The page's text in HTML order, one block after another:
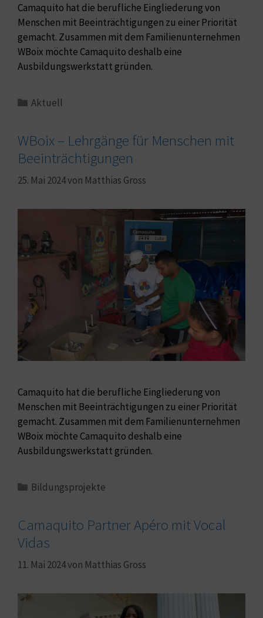
Camaquito hat die berufliche Eingliederung von
Menschen mit Beeinträchtigungen zu einer Priorität
gemacht. Zusammen mit dem Familienunternehmen
WBoix möchte Camaquito deshalb eine
Ausbildungswerkstatt gründen.
Aktuell
WBoix – Lehrgänge für Menschen mit
Beeinträchtigungen
25. Mai 2024von Matthias Gross
Camaquito hat die berufliche Eingliederung von
Menschen mit Beeinträchtigungen zu einer Priorität
gemacht. Zusammen mit dem Familienunternehmen
WBoix möchte Camaquito deshalb eine
Ausbildungswerkstatt gründen.
Bildungsprojekte
Camaquito Partner Apéro mit Vocal
Vidas
11. Mai 2024von Matthias Gross